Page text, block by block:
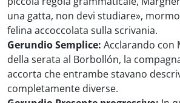
una gatta, non devi studiare»,
felina accoccolata sulla scrivania.
Gerundio Semplice: Acclarando con
della serata al Borbollón, la
accorta che entrambe stavano
completamente diverse.